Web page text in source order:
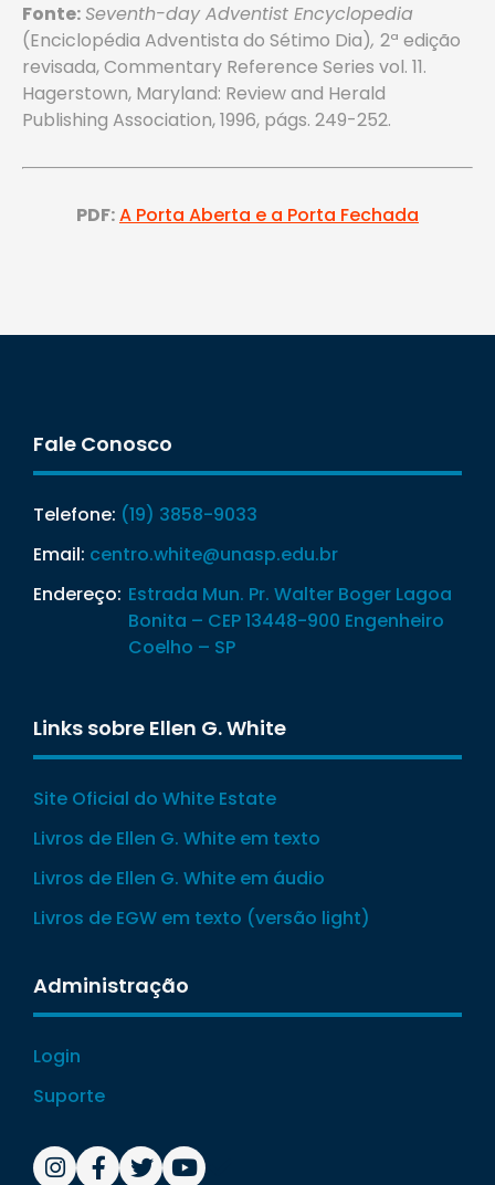
Fonte: Seventh-day Adventist Encyclopedia
(Enciclopédia Adventista do Sétimo Dia), 2ª edição
revisada, Commentary Reference Series vol. 11.
Hagerstown, Maryland: Review and Herald
Publishing Association, 1996, págs. 249-252.
PDF:A Porta Aberta e a Porta Fechada
Fale Conosco
Telefone: (19) 3858-9033
Email: centro.white@unasp.edu.br
Endereço: Estrada Mun. Pr. Walter Boger Lagoa
Bonita – CEP 13448-900 Engenheiro
Coelho – SP
Links sobre Ellen G. White
Site Oficial do White Estate
Livros de Ellen G. White em texto
Livros de Ellen G. White em áudio
Livros de EGW em texto (versão light)
Administração
Login
Suporte